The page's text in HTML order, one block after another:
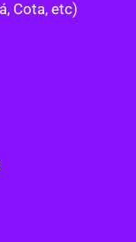
Cota, etc)